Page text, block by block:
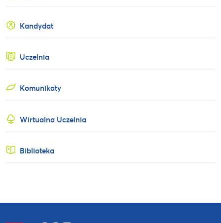
Kandydat
Uczelnia
Komunikaty
Wirtualna Uczelnia
Biblioteka